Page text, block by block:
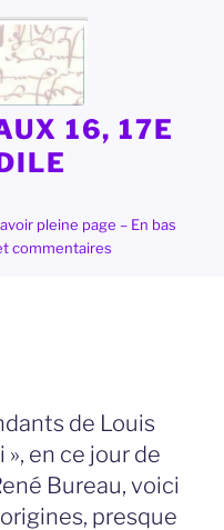
16, 17E
pleine page – En bas
commentaires
de Louis
en ce jour de
Bureau, voici
presque